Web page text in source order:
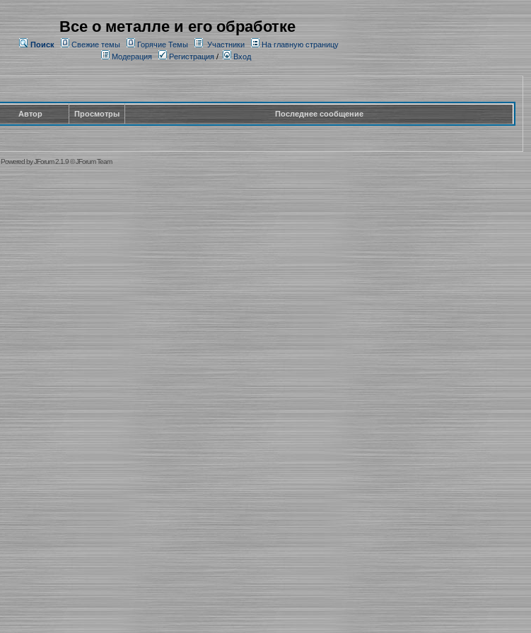
Все о металле и его обработке
Поиск Свежие темы Горячие Темы Участники
На главную страницу
Модерация
Регистрация/ Вход
Автор Просмотры Последнее сообщение
Powered byJForum 2.1.9©JForum Team